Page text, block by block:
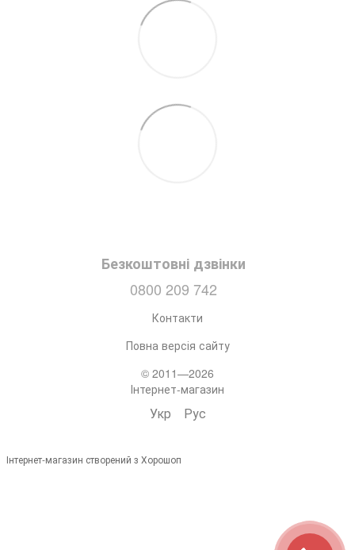
Безкоштовні дзвінки
0800 209 742
Контакти
Повна версія сайту
© 2011—2026
Інтернет-магазин
Укр Рус
Інтернет-магазин створений з Хорошоп